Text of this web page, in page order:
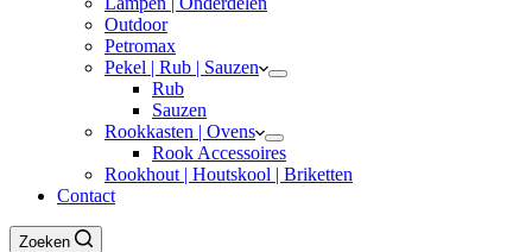
Outdoor
Petromax
Pekel | Rub | Sauzen
Rub
Sauzen
Rookkasten | Ovens
Rook Accessoires
Rookhout | Houtskool | Briketten
Contact
Zoeken